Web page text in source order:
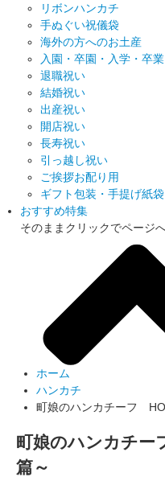
リボンハンカチ
手ぬぐい祝儀袋
海外の方へのお土産
入園・卒園・入学・卒業
退職祝い
結婚祝い
出産祝い
開店祝い
長寿祝い
引っ越し祝い
ご挨拶お配り用
ギフト包装・手提げ紙袋
おすすめ特集
そのままクリックでページ
ホーム
ハンカチ
町娘のハンカチーフ
町娘のハンカチ
篇～